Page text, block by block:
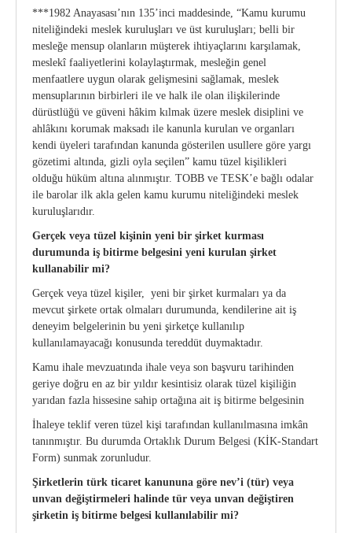
***1982 Anayasası’nın 135’inci maddesinde, “Kamu kurumu
niteliğindeki meslek kuruluşları ve üst kuruluşları; belli bir
mesleğe mensup olanların müşterek ihtiyaçlarını karşılamak,
meslekî faaliyetlerini kolaylaştırmak, mesleğin genel
menfaatlere uygun olarak gelişmesini sağlamak, meslek
mensuplarının birbirleri ile ve halk ile olan ilişkilerinde
dürüstlüğü ve güveni hâkim kılmak üzere meslek disiplini ve
ahlâkını korumak maksadı ile kanunla kurulan ve organları
kendi üyeleri tarafından kanunda gösterilen usullere göre yargı
gözetimi altında, gizli oyla seçilen” kamu tüzel kişilikleri
olduğu hüküm altına alınmıştır. TOBB ve TESK’e bağlı odalar
ile barolar ilk akla gelen kamu kurumu niteliğindeki meslek
kuruluşlarıdır.
Gerçek veya tüzel kişinin yeni bir şirket kurması
durumunda iş bitirme belgesini yeni kurulan şirket
kullanabilir mi?
Gerçek veya tüzel kişiler, yeni bir şirket kurmaları ya da
mevcut şirkete ortak olmaları durumunda, kendilerine ait iş
deneyim belgelerinin bu yeni şirketçe kullanılıp
kullanılamayacağı konusunda tereddüt duymaktadır.
Kamu ihale mevzuatında ihale veya son başvuru tarihinden
geriye doğru en az bir yıldır kesintisiz olarak tüzel kişiliğin
yarıdan fazla hissesine sahip ortağına ait iş bitirme belgesinin
İhaleye teklif veren tüzel kişi tarafından kullanılmasına imkân
tanınmıştır. Bu durumda Ortaklık Durum Belgesi (KİK-Standart
Form) sunmak zorunludur.
Şirketlerin türk ticaret kanununa göre nev’i (tür) veya
unvan değiştirmeleri halinde tür veya unvan değiştiren
şirketin iş bitirme belgesi kullanılabilir mi?